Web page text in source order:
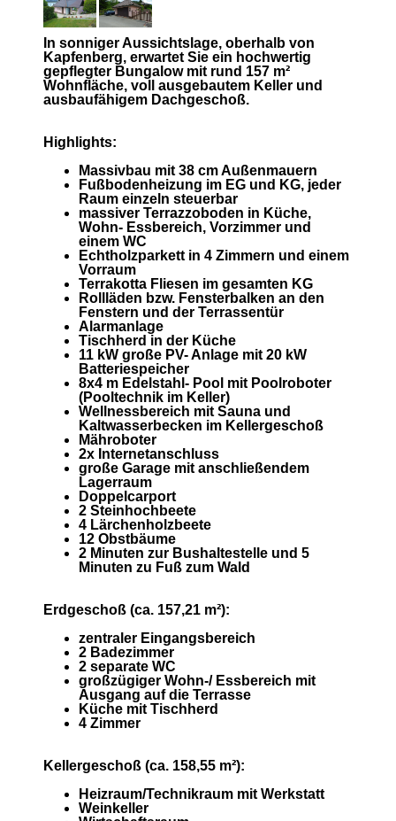
In sonniger Aussichtslage, oberhalb von
Kapfenberg, erwartet Sie ein hochwertig
gepflegter Bungalow mit rund 157 m²
Wohnfläche, voll ausgebautem Keller und
ausbaufähigem Dachgeschoß.
Highlights:
Massivbau mit 38 cm Außenmauern
Fußbodenheizung im EG und KG, jeder
Raum einzeln steuerbar
massiver Terrazzoboden in Küche,
Wohn- Essbereich, Vorzimmer und
einem WC
Echtholzparkett in 4 Zimmern und einem
Vorraum
Terrakotta Fliesen im gesamten KG
Rollläden bzw. Fensterbalken an den
Fenstern und der Terrassentür
Alarmanlage
Tischherd in der Küche
11 kW große PV- Anlage mit 20 kW
Batteriespeicher
8x4 m Edelstahl- Pool mit Poolroboter
(Pooltechnik im Keller)
Wellnessbereich mit Sauna und
Kaltwasserbecken im Kellergeschoß
Mähroboter
2x Internetanschluss
große Garage mit anschließendem
Lagerraum
Doppelcarport
2 Steinhochbeete
4 Lärchenholzbeete
12 Obstbäume
2 Minuten zur Bushaltestelle und 5
Minuten zu Fuß zum Wald
Erdgeschoß (ca. 157,21 m²):
zentraler Eingangsbereich
2 Badezimmer
2 separate WC
großzügiger Wohn-/ Essbereich mit
Ausgang auf die Terrasse
Küche mit Tischherd
4 Zimmer
Kellergeschoß (ca. 158,55 m²):
Heizraum/Technikraum mit Werkstatt
Weinkeller